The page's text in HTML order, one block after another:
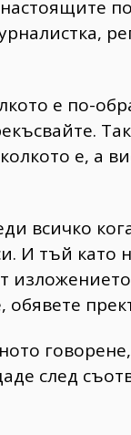
е по-
е, а
всичко
И тъй като
обявете
след